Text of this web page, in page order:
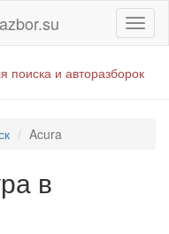
поиска и авторазборок
Acura
в